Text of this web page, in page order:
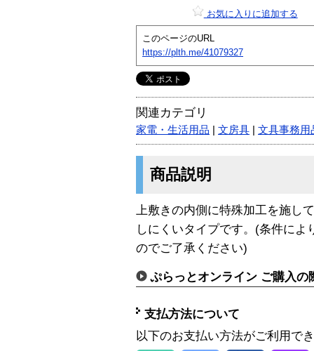
お気に入りに追加する
このページのURL
https://plth.me/41079327
関連カテゴリ
家電・生活用品 文房具 文具事務用
商品説明
上敷きの内側に特殊加工を施し
しにくいタイプです。(条件に
のでご了承ください)
ぷらっとオンライン ご購入の
支払方法について
以下のお支払い方法がご利用で